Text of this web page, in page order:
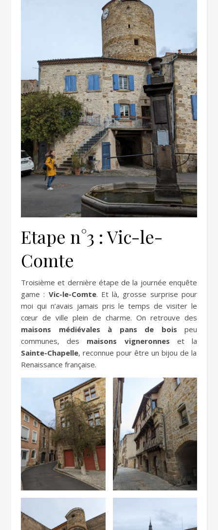
Etape n°3 : Vic-le-
Comte
Troisième et dernière étape de la journée enquête
game : Vic-le-Comte. Et là, grosse surprise pour
moi qui n’avais jamais pris le temps de visiter le
cœur de ville plein de charme. On retrouve des
maisons médiévales à pans de bois peu
communes, des maisons vigneronnes et la
Sainte-Chapelle, reconnue pour être un bijou de la
Renaissance française.